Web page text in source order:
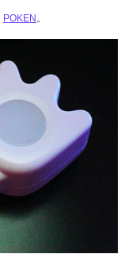
POKEN 。